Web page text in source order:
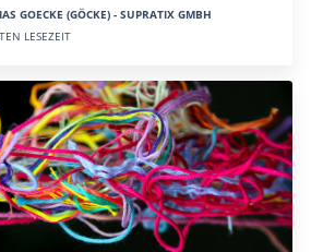
GOECKE (GÖCKE) - SUPRATIX GMBH
LESEZEIT